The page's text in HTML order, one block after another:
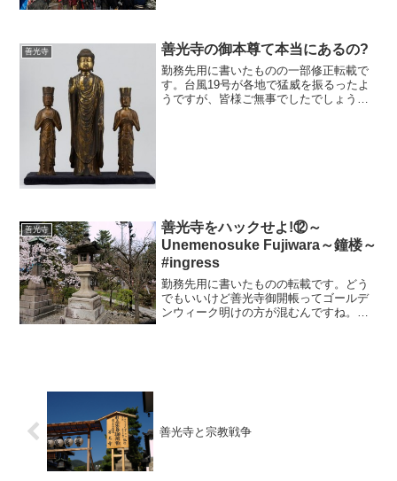
善光寺 善光寺の御本尊て本当にあるの?
勤務先用に書いたものの一部修正転載で
す。台風19号が各地で猛威を振るったよ
うですが、皆様ご無事でしたでしょう
善光寺
善光寺をハックせよ!⑫～
Unemenosuke Fujiwara～鐘楼～
#ingress
勤務先用に書いたものの転載です。どう
でもいいけど善光寺御開帳ってゴールデ
ンウィーク明けの方が混むんですね。今
善光寺と宗教戦争